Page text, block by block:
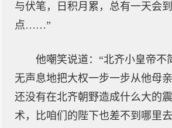
与伏笔，日积月累，总有一天会
点……”
他嘲笑说道：“北齐小皇帝不
无声息地把大权一步一步从他母
还没有在北齐朝野造成什么大的
术，比咱们的陛下也差不到哪里